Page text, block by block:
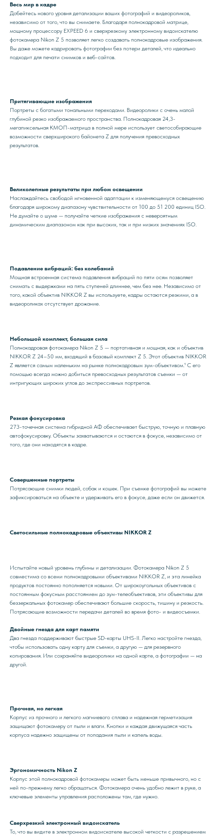
Весь мир в кадре
Добейтесь нового уровня детализации ваших фотографий и видеороликов,
независимо от того, что вы снимаете. Благодаря полнокадровой матрице,
мощному процессору EXPEED 6 и сверхрезкому электронному видоискателю
фотокамера Nikon Z 5 позволяет легко создавать полнокадровые изображения.
Вы даже можете кадрировать фотографии без потери деталей, что идеально
подходит для печати снимков и веб-сайтов.
Притягивающие изображения
Портреты с богатыми тональными переходами. Видеоролики с очень малой
глубиной резко изображаемого пространства. Полнокадровая 24,3-
мегапиксельная КМОП-матрица в полной мере использует светособирающие
возможности сверхширокого байонета Z для получения превосходных
результатов.
Великолепные результаты при любом освещении
Наслаждайтесь свободой мгновенной адаптации к изменяющемуся освещению
благодаря широкому диапазону чувствительности от 100 до 51 200 единиц ISO.
Не думайте о шуме — получайте четкие изображения с невероятным
динамическим диапазоном как при высоких, так и при низких значениях ISO.
Подавление вибраций: без колебаний
Мощная встроенная система подавления вибраций по пяти осям позволяет
снимать с выдержками на пять ступеней длиннее, чем без нее. Независимо от
того, какой объектив NIKKOR Z вы используете, кадры остаются резкими, а в
видеороликах отсутствует дрожание.
Небольшой комплект, большая сила
Полнокадровая фотокамера Nikon Z 5 — портативная и мощная, как и объектив
NIKKOR Z 24–50 мм, входящий в базовый комплект Z 5. Этот объектив NIKKOR
Z является самым маленьким на рынке полнокадровым зум-объективом.¹ С его
помощью всегда можно добиться превосходных результатов съемки — от
интригующих широких углов до экспрессивных портретов.
Резкая фокусировка
273-точечная система гибридной АФ обеспечивает быструю, точную и плавную
автофокусировку. Объекты захватываются и остаются в фокусе, независимо от
того, где они находятся в кадре.
Совершенные портреты
Потрясающие снимки людей, собак и кошек. При съемке фотографий вы можете
зафиксироваться на объекте и удерживать его в фокусе, даже если он движется.
Светосильные полнокадровые объективы NIKKOR Z
Испытайте новый уровень глубины и детализации. Фотокамера Nikon Z 5
совместима со всеми полнокадровыми объективами NIKKOR Z, и эта линейка
продуктов постоянно пополняется новыми. От широкоугольных объективов с
постоянным фокусным расстоянием до зум-телеобъективов, эти объективы для
беззеркальных фотокамер обеспечивают большие скорость, тишину и резкость.
Потрясающие возможности передачи деталей во время фото- и видеосъемки.
Двойные гнезда для карт памяти
Два гнезда поддерживают быстрые SD-карты UHS-II. Легко настройте гнезда,
чтобы использовать одну карту для съемки, а другую — для резервного
копирования. Или сохраняйте видеоролики на одной карте, а фотографии — на
другой.
Прочная, но легкая
Корпус из прочного и легкого магниевого сплава и надежная герметизация
защищают фотокамеру от пыли и влаги. Кнопки и каждая движущаяся часть
корпуса надежно защищены от попадания пыли и капель воды.
Эргономичность Nikon Z
Корпус этой полнокадровой фотокамеры может быть меньше привычного, но с
ней по-прежнему легко обращаться. Фотокамера очень удобно лежит в руке, а
ключевые элементы управления расположены там, где нужно.
Сверхрезкий электронный видоискатель
То, что вы видите в электронном видоискателе высокой четкости с разрешением